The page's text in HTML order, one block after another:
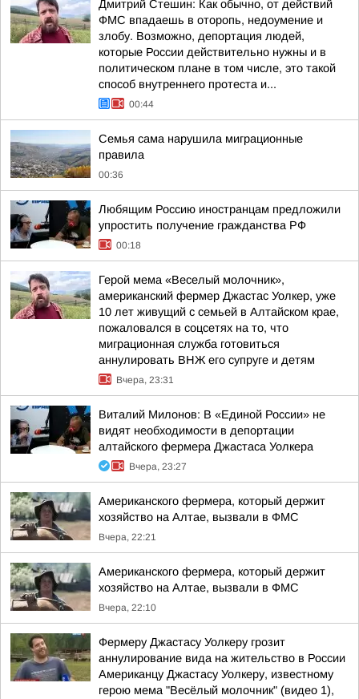
Дмитрий Стешин: Как обычно, от действий
ФМС впадаешь в оторопь, недоумение и
злобу. Возможно, депортация людей,
которые России действительно нужны и в
политическом плане в том числе, это такой
способ внутреннего протеста и...
00:44
Семья сама нарушила миграционные
правила
00:36
Любящим Россию иностранцам предложили
упростить получение гражданства РФ
00:18
Герой мема «Веселый молочник»,
американский фермер Джастас Уолкер, уже
10 лет живущий с семьей в Алтайском крае,
пожаловался в соцсетях на то, что
миграционная служба готовиться
аннулировать ВНЖ его супруге и детям
Вчера, 23:31
Виталий Милонов: В «Единой России» не
видят необходимости в депортации
алтайского фермера Джастаса Уолкера
Вчера, 23:27
Американского фермера, который держит
хозяйство на Алтае, вызвали в ФМС
Вчера, 22:21
Американского фермера, который держит
хозяйство на Алтае, вызвали в ФМС
Вчера, 22:10
Фермеру Джастасу Уолкеру грозит
аннулирование вида на жительство в России
Американцу Джастасу Уолкеру, известному
герою мема "Весёлый молочник" (видео 1),